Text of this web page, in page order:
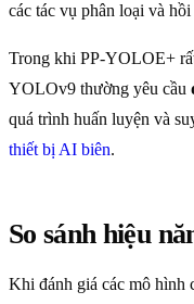
các tác vụ phân loại và hồi
Trong khi PP-YOLOE+
YOLOv9 thường yêu cầu
quá trình huấn luyện và
thiết bị AI biên.
So sánh hiệu
Khi đánh giá các mô hình